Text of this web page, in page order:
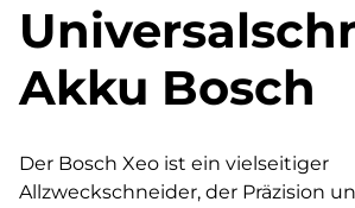
Akku Bosch
Der Bosch Xeo ist ein vielseitiger
Allzweckschneider, der Präzision